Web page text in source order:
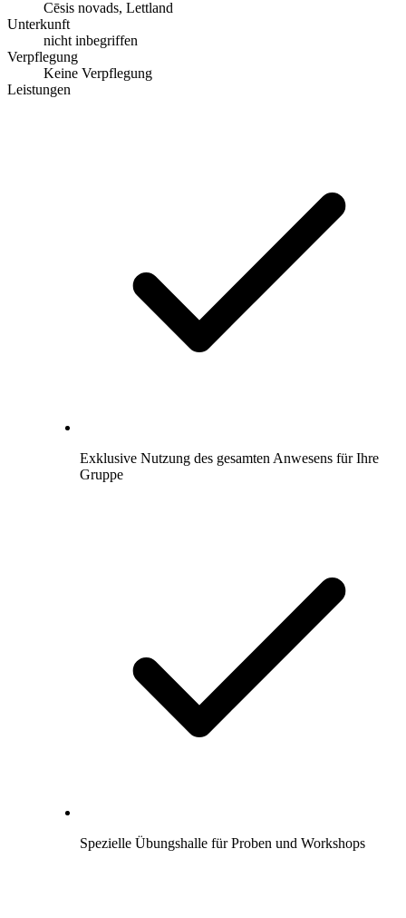
Cēsis novads, Lettland
Unterkunft
nicht inbegriffen
Verpflegung
Keine Verpflegung
Leistungen
Exklusive Nutzung des gesamten Anwesens für Ihre
Gruppe
Spezielle Übungshalle für Proben und Workshops